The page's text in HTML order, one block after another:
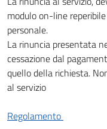
modulo on-line
personale.
La rinuncia presentata
cessazione dal
quello della richiesta.
al servizio
Regolamento